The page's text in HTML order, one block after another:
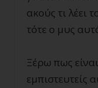
ακούς τι λέει
τότε ο μυς
Ξέρω πως
εμπιστευτείς